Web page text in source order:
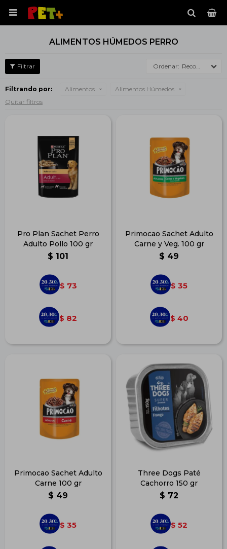

ALIMENTOS HÚMEDOS PERRO
Recomendados
Filtrando por: Alimentos
Alimentos Húmedos
Quitar filtros
Pro Plan Sachet Perro
Adulto Pollo 100 gr
$ 101
$ 73
$ 82
Primocao Sachet Adulto
Carne y Veg. 100 gr
$ 49
$ 35
$ 40
Primocao Sachet Adulto
Carne 100 gr
$ 49
$ 35
Three Dogs Paté
Cachorro 150 gr
$ 72
$ 52